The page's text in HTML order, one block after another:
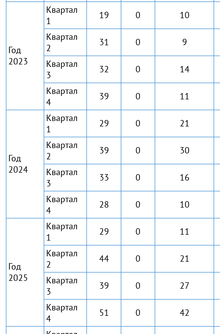
Год
2023
Квартал
1
19 0
10
Квартал
2
31 0
9
Квартал
3
32 0
14
Квартал
4
39 0 11
Год
2024
Квартал
1
29 0
21
Квартал
2
39 0
30
Квартал
3
33 0
16
Квартал
4
28 0 10
Год
2025
Квартал
1
29 0
11
Квартал
2
44 0
21
Квартал
3
39 0
27
Квартал
4
51 0
42